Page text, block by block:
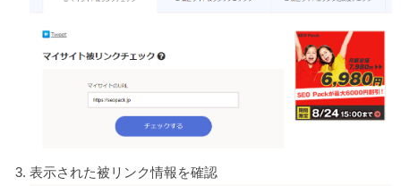
表示された被リンク情報を確認